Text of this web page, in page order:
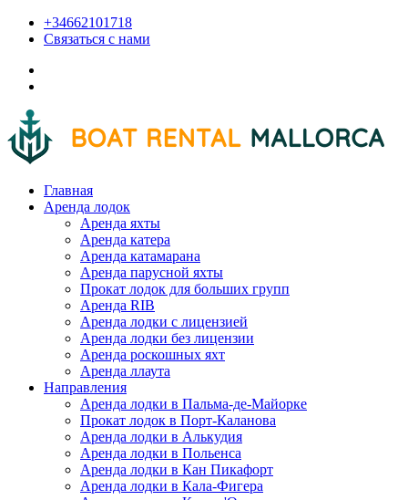
+34662101718
Связаться с нами
Главная
Аренда лодок
Аренда яхты
Аренда катера
Аренда катамарана
Аренда парусной яхты
Прокат лодок для больших групп
Аренда RIB
Аренда лодки с лицензией
Аренда лодки без лицензии
Аренда роскошных яхт
Аренда ллаута
Направления
Аренда лодки в Пальма-де-Майорке
Прокат лодок в Порт-Каланова
Аренда лодки в Алькудия
Аренда лодки в Польенса
Аренда лодки в Кан Пикафорт
Аренда лодки в Кала-Фигера